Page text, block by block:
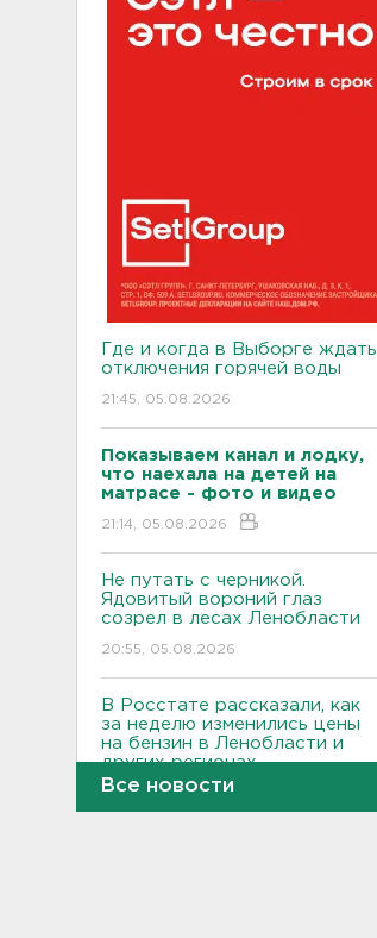
Где и когда в Выборге ждать
отключения горячей воды
21:45, 05.08.2026
Показываем канал и лодку,
что наехала на детей на
матрасе - фото и видео
21:14, 05.08.2026
Не путать с черникой.
Ядовитый вороний глаз
созрел в лесах Ленобласти
20:55, 05.08.2026
В Росстате рассказали, как
за неделю изменились цены
на бензин в Ленобласти и
других регионах
20:32, 05.08.2026
Все новости